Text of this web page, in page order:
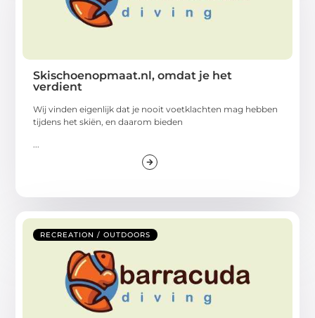
Skischoenopmaat.nl, omdat je het
verdient
Wij vinden eigenlijk dat je nooit voetklachten mag hebben
tijdens het skiën, en daarom bieden
RECREATION / OUTDOORS